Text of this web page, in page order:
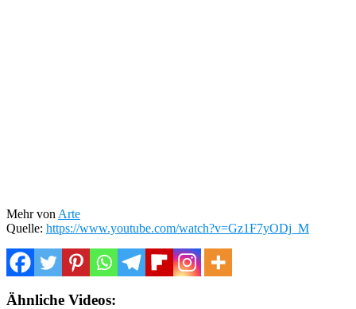
Mehr von Arte
Quelle: https://www.youtube.com/watch?v=Gz1F7yODj_M
Ähnliche Videos: